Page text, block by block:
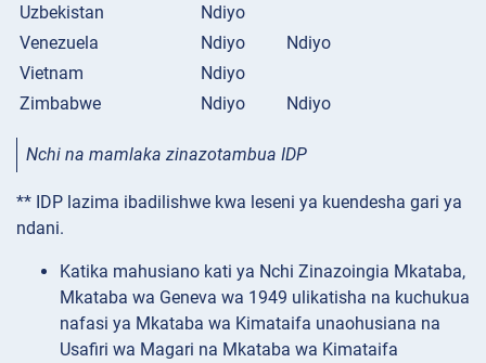
Uzbekistan
Ndiyo
Venezuela
Ndiyo
Ndiyo
Vietnam
Ndiyo
Zimbabwe
Ndiyo Ndiyo
Nchi na mamlaka zinazotambua IDP
** IDP lazima ibadilishwe kwa leseni ya kuendesha gari ya
ndani.
Katika mahusiano kati ya Nchi Zinazoingia Mkataba,
Mkataba wa Geneva wa 1949 ulikatisha na kuchukua
nafasi ya Mkataba wa Kimataifa unaohusiana na
Usafiri wa Magari na Mkataba wa Kimataifa